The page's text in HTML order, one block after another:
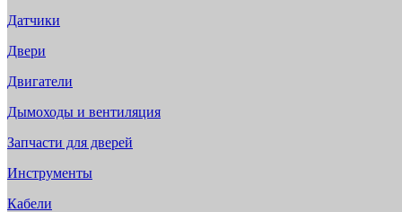
Датчики
Двери
Двигатели
Дымоходы и вентиляция
Запчасти для дверей
Инструменты
Кабели